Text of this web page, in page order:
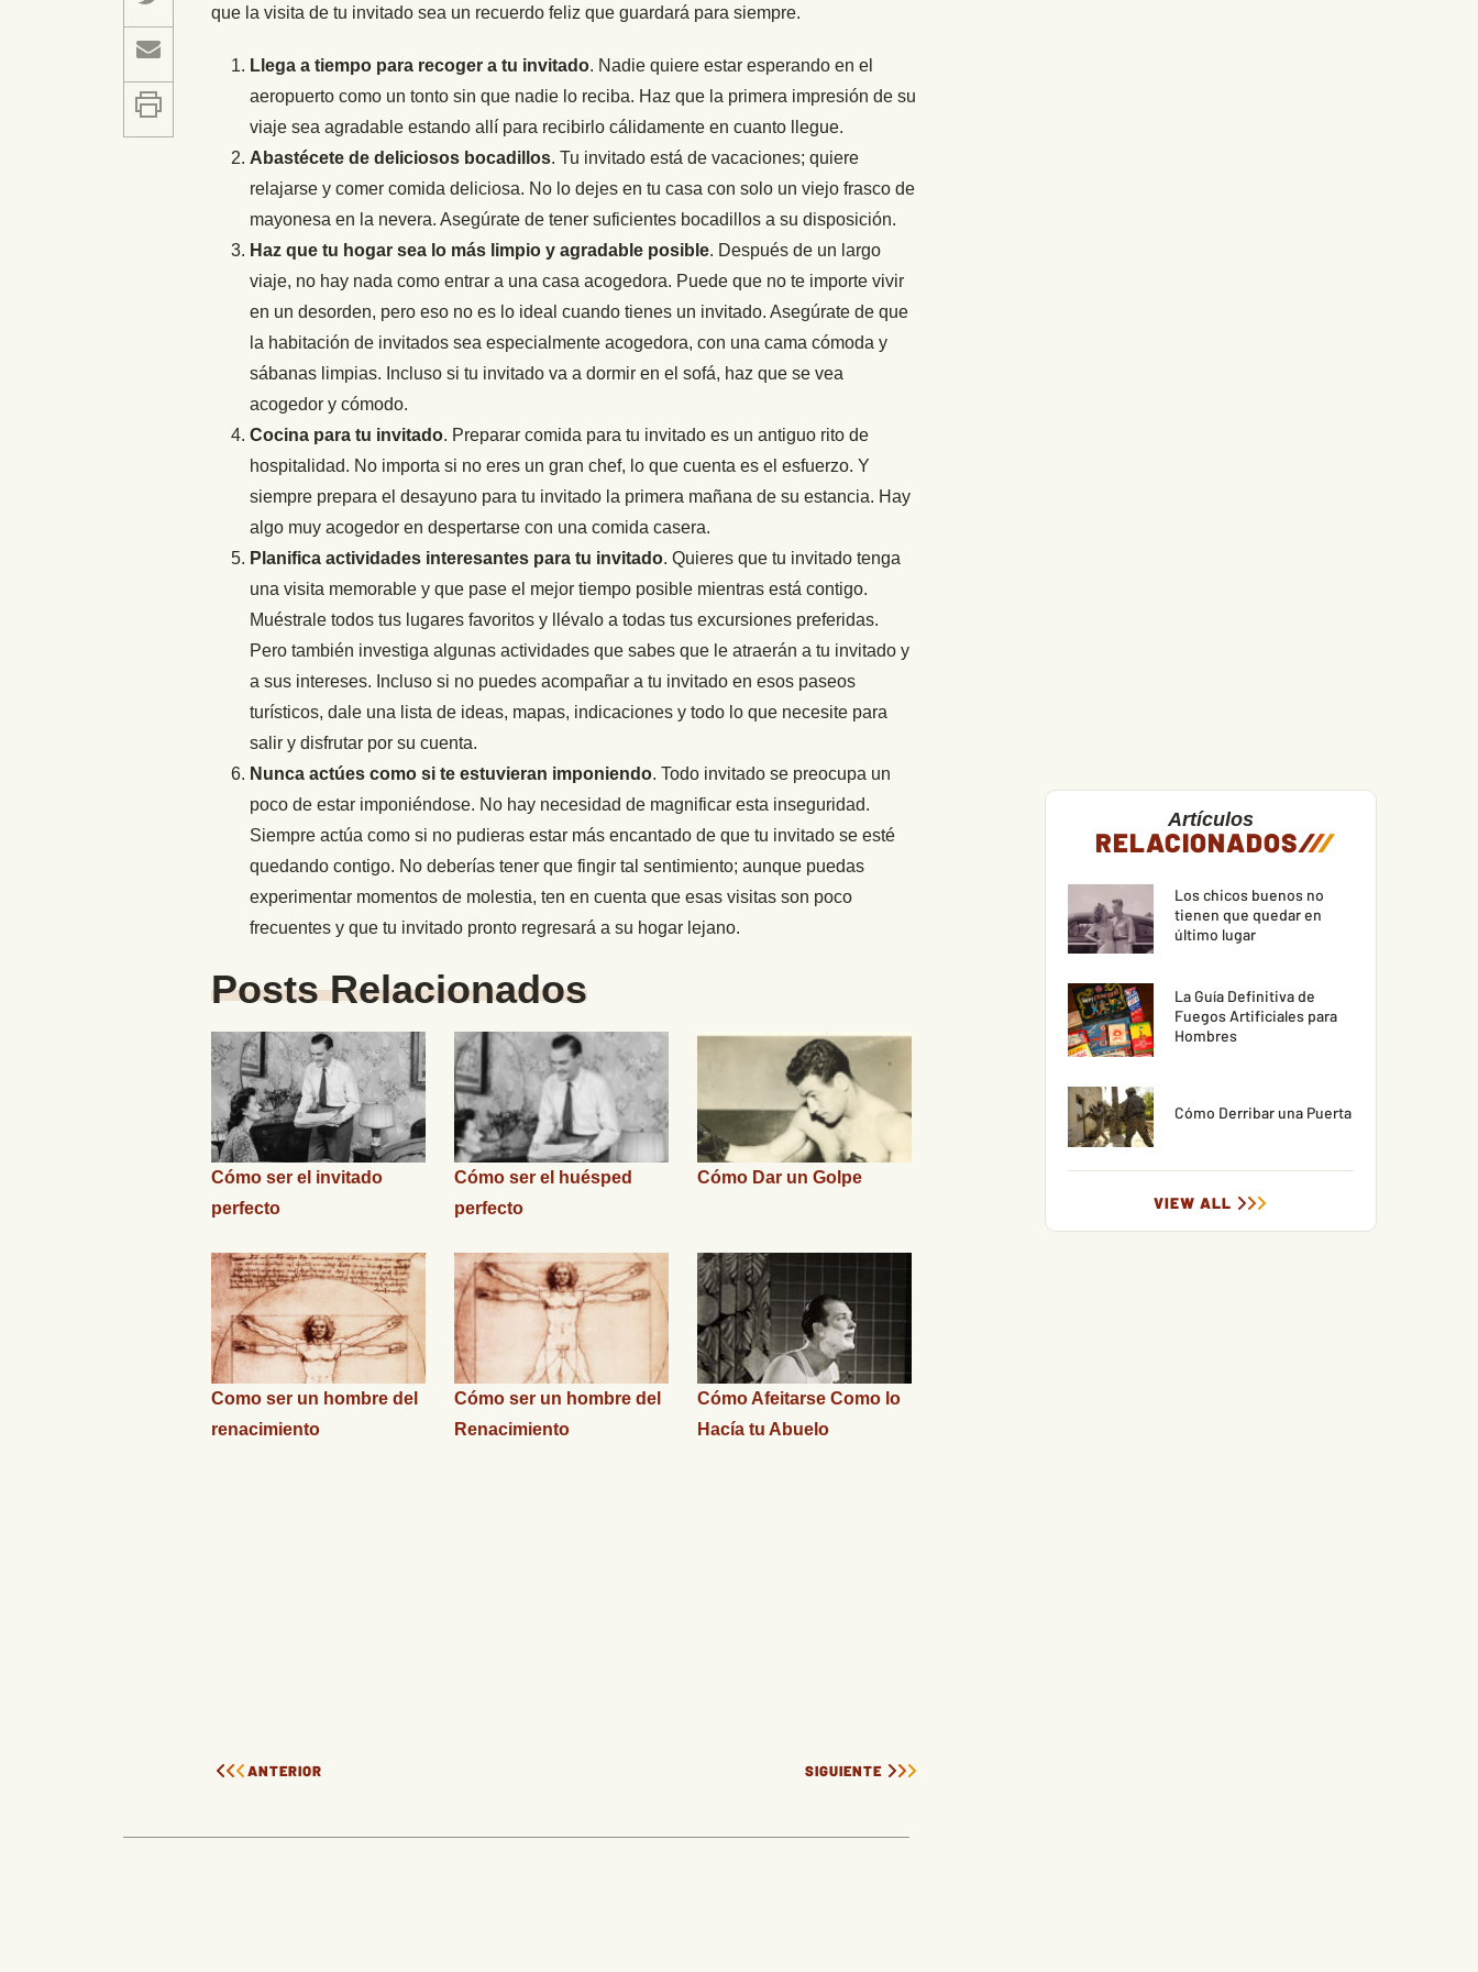
que la visita de tu invitado sea un recuerdo feliz que guardará para siempre.
Llega a tiempo para recoger a tu invitado. Nadie quiere estar esperando en el
aeropuerto como un tonto sin que nadie lo reciba. Haz que la primera impresión de su
viaje sea agradable estando allí para recibirlo cálidamente en cuanto llegue.
Abastécete de deliciosos bocadillos. Tu invitado está de vacaciones; quiere
relajarse y comer comida deliciosa. No lo dejes en tu casa con solo un viejo frasco de
mayonesa en la nevera. Asegúrate de tener suficientes bocadillos a su disposición.
Haz que tu hogar sea lo más limpio y agradable posible. Después de un largo
viaje, no hay nada como entrar a una casa acogedora. Puede que no te importe vivir
en un desorden, pero eso no es lo ideal cuando tienes un invitado. Asegúrate de que
la habitación de invitados sea especialmente acogedora, con una cama cómoda y
sábanas limpias. Incluso si tu invitado va a dormir en el sofá, haz que se vea
acogedor y cómodo.
Cocina para tu invitado. Preparar comida para tu invitado es un antiguo rito de
hospitalidad. No importa si no eres un gran chef, lo que cuenta es el esfuerzo. Y
siempre prepara el desayuno para tu invitado la primera mañana de su estancia. Hay
algo muy acogedor en despertarse con una comida casera.
Planifica actividades interesantes para tu invitado. Quieres que tu invitado tenga
una visita memorable y que pase el mejor tiempo posible mientras está contigo.
Muéstrale todos tus lugares favoritos y llévalo a todas tus excursiones preferidas.
Pero también investiga algunas actividades que sabes que le atraerán a tu invitado y
a sus intereses. Incluso si no puedes acompañar a tu invitado en esos paseos
turísticos, dale una lista de ideas, mapas, indicaciones y todo lo que necesite para
salir y disfrutar por su cuenta.
Nunca actúes como si te estuvieran imponiendo. Todo invitado se preocupa un
poco de estar imponiéndose. No hay necesidad de magnificar esta inseguridad.
Siempre actúa como si no pudieras estar más encantado de que tu invitado se esté
quedando contigo. No deberías tener que fingir tal sentimiento; aunque puedas
experimentar momentos de molestia, ten en cuenta que esas visitas son poco
frecuentes y que tu invitado pronto regresará a su hogar lejano.
Posts Relacionados
Cómo ser el invitado
perfecto
Cómo ser el huésped
perfecto
Cómo Dar un Golpe
Como ser un hombre del
renacimiento
Cómo ser un hombre del
Renacimiento
Cómo Afeitarse Como lo
Hacía tu Abuelo
ANTERIOR SIGUIENTE
Artículos
RELACIONADOS///
Los chicos buenos no
tienen que quedar en
último lugar
La Guía Definitiva de
Fuegos Artificiales para
Hombres
Cómo Derribar una Puerta
VIEW ALL